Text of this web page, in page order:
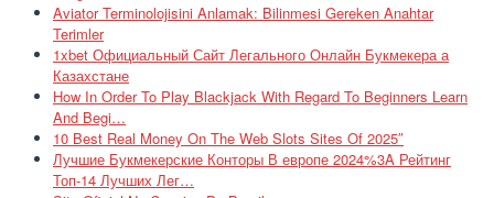
Aviator Terminolojisini Anlamak: Bilinmesi Gereken Anahtar
Terimler
1xbet Официальный Сайт Легального Онлайн Букмекера а
Казахстане
How In Order To Play Blackjack With Regard To Beginners Learn
And Begi…
10 Best Real Money On The Web Slots Sites Of 2025″
Лучшие Букмекерские Конторы В европе 2024%3A Рейтинг
Топ-14 Лучших Лег…